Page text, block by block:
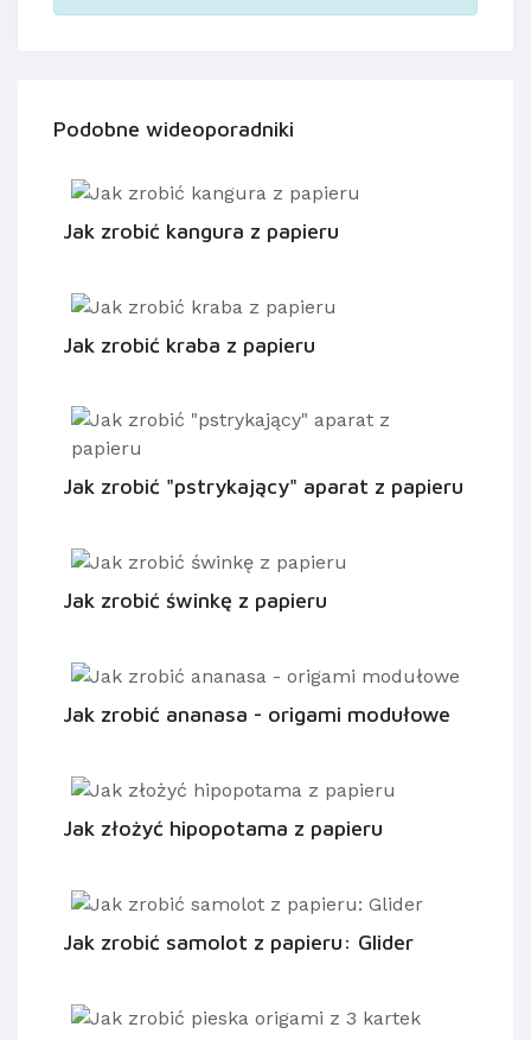
Podobne wideoporadniki
Jak zrobić kangura z papieru
Jak zrobić kraba z papieru
Jak zrobić "pstrykający" aparat z papieru
Jak zrobić świnkę z papieru
Jak zrobić ananasa - origami modułowe
Jak złożyć hipopotama z papieru
Jak zrobić samolot z papieru: Glider